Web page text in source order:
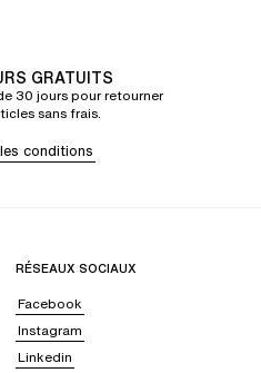
GRATUITS
30 jours pour retourner
sans frais.
conditions
RÉSEAUX SOCIAUX
Facebook
Instagram
Linkedin